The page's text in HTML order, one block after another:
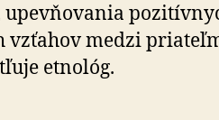
vzťahov medzi
etnológ.